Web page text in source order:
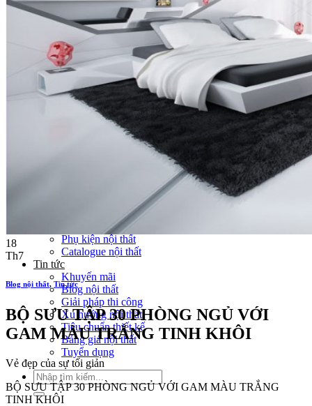
Thi công Nội thất showroom
Thi công Nội thất phòng gym
Thi công Nội thất nhà hàng
Công trình khác
Nội thất
Tủ bếp
Tủ quần áo
Cửa nội thất
Ốp tường trang trí
Ngôi nhà thông minh
Phụ kiện nội thất
Catalogue nội thất
Tin tức
Khuyến mãi
Blog nội thất
Giải pháp thi công
Xu hướng nội thất
Tiêu chuẩn thiết kế
Bảng giá nội thất
Tuyển dụng
Tìm
kiếm:
18
Th7
Blog nội thất, Tin tức
BỘ SƯU TẬP 30 PHÒNG NGỦ VỚI
GAM MÀU TRẮNG TINH KHÔI
Vẻ đẹp của sự tối giản
BỘ SƯU TẬP 30 PHÒNG NGỦ VỚI GAM MÀU TRẮNG
TINH KHÔI